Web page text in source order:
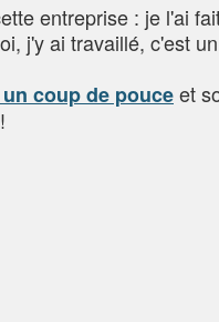
entreprise : je l'ai
j'y ai travaillé, c'est un
coup de pouceet